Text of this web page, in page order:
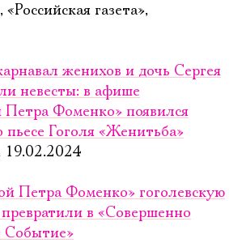
газета»,
женихов и дочь Сергея
невесты: в афише
Петра Фоменко» появился
пьесе Гоголя «Женитьба»
19.02.2024
Петра Фоменко» гоголевскую
в «Совершенно
Событие»